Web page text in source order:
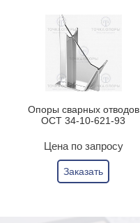
Опоры сварных отводов
ОСТ 34-10-621-93
Цена по запросу
Заказать